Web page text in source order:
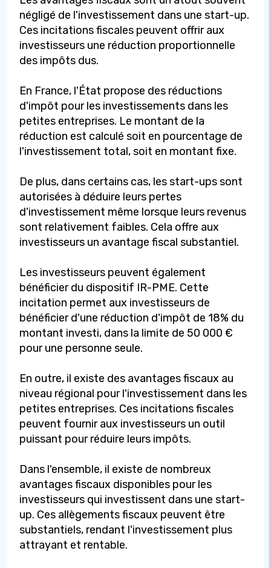
négligé de l'investissement dans une start-up.
Ces incitations fiscales peuvent offrir aux
investisseurs une réduction proportionnelle
des impôts dus.
En France, l'État propose des réductions
d'impôt pour les investissements dans les
petites entreprises. Le montant de la
réduction est calculé soit en pourcentage de
l'investissement total, soit en montant fixe.
De plus, dans certains cas, les start-ups sont
autorisées à déduire leurs pertes
d'investissement même lorsque leurs revenus
sont relativement faibles. Cela offre aux
investisseurs un avantage fiscal substantiel.
Les investisseurs peuvent également
bénéficier du dispositif IR-PME. Cette
incitation permet aux investisseurs de
bénéficier d'une réduction d'impôt de 18% du
montant investi, dans la limite de 50 000 €
pour une personne seule.
En outre, il existe des avantages fiscaux au
niveau régional pour l'investissement dans les
petites entreprises. Ces incitations fiscales
peuvent fournir aux investisseurs un outil
puissant pour réduire leurs impôts.
Dans l'ensemble, il existe de nombreux
avantages fiscaux disponibles pour les
investisseurs qui investissent dans une start-
up. Ces allègements fiscaux peuvent être
substantiels, rendant l'investissement plus
attrayant et rentable.